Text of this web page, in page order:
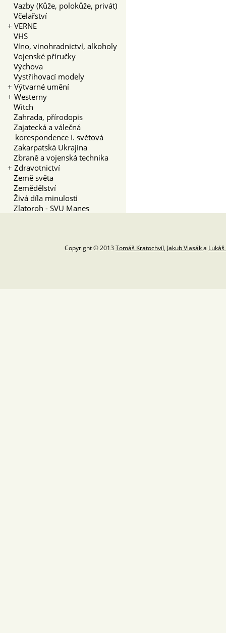
Vazby (Kůže, polokůže, privát)
Včelařství
+ VERNE
VHS
Víno, vinohradnictví, alkoholy
Vojenské příručky
Výchova
Vystřihovací modely
+ Výtvarné umění
+ Westerny
Witch
Zahrada, přírodopis
Zajatecká a válečná
korespondence I. světová
Zakarpatská Ukrajina
Zbraně a vojenská technika
+ Zdravotnictví
Země světa
Zemědělství
Živá díla minulosti
Zlatoroh - SVU Manes
Copyright © 2013Tomáš Kratochvíl, Jakub Vlasáka